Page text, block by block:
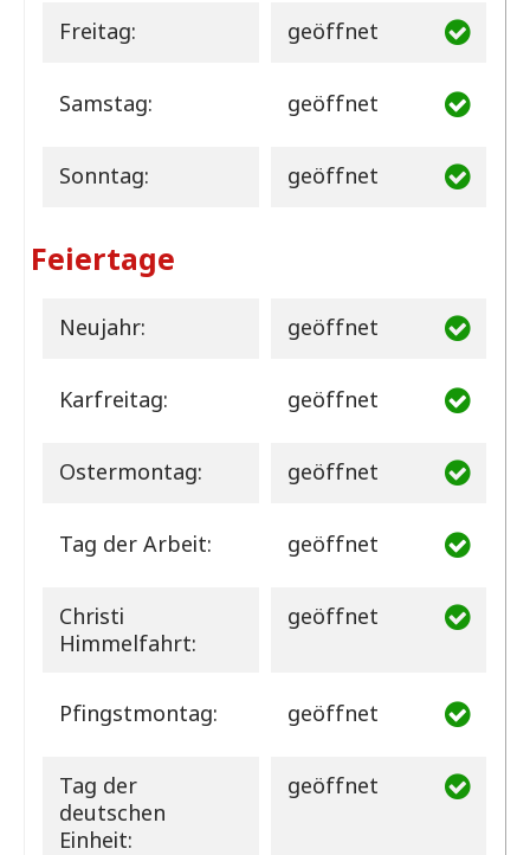
Freitag: geöffnet
Samstag: geöffnet
Sonntag: geöffnet
Feiertage
Neujahr: geöffnet
Karfreitag: geöffnet
Ostermontag: geöffnet
Tag der Arbeit: geöffnet
Christi
Himmelfahrt:
geöffnet
Pfingstmontag: geöffnet
Tag der
deutschen
Einheit:
geöffnet